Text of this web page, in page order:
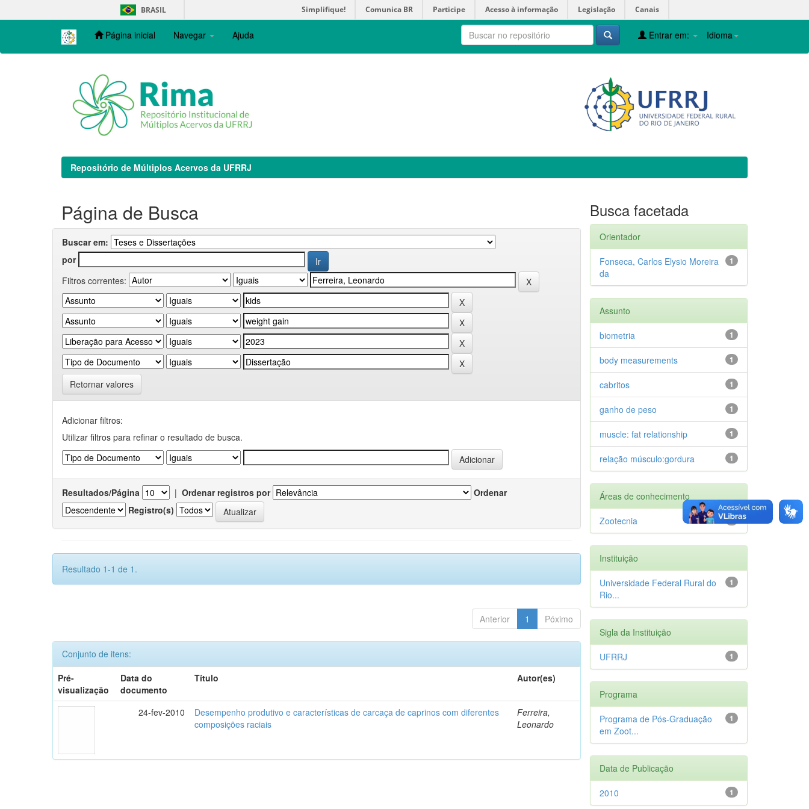
navigation
BRASIL Simplifique! Comunica BR Participe Acesso à informação Legislação Canais
Página inicial Navegar Ajuda Idioma
Entrar em:
Repositório de Múltiplos Acervos da UFRRJ
Página de Busca
Buscar em:
por
Filtros correntes:
Retornar valores
Adicionar filtros:
Utilizar filtros para refinar o resultado de busca.
Resultados/Página | Ordenar registros por
Ordenar
Registro(s)
Resultado 1-1 de 1.
Anterior 1 Póximo
Conjunto de itens:
Pré-
visualização
Data do
documento
Título Autor(es)
24-fev-2010
Desempenho produtivo e características de carcaça de caprinos com diferentes
composições raciais
Ferreira,
Leonardo
Busca facetada
Orientador
1
Fonseca, Carlos Elysio Moreira
da
Assunto
1
biometria
1
body measurements
1
cabritos
1
ganho de peso
1
muscle: fat relationship
1
relação músculo:gordura
Áreas de conhecimento
1
Zootecnia
Instituição
1
Universidade Federal Rural do
Rio...
Sigla da Instituição
1
UFRRJ
Programa
1
Programa de Pós-Graduação
em Zoot...
Data de Publicação
1
2010